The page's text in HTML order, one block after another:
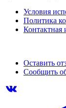
Условия
Политика
Контактная
Оставить
Сообщить